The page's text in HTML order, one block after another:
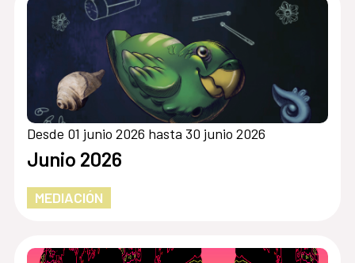
Desde 01 junio 2026 hasta 30 junio 2026
Junio 2026
MEDIACIÓN